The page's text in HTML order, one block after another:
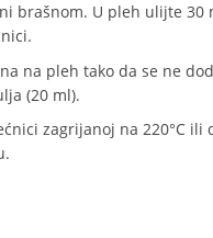
brašnom. U pleh ulijte 30
na pleh tako da se ne
(20 ml).
zagrijanoj na 220°C ili